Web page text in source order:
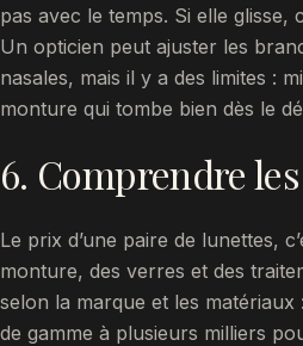
pas avec le temps. Si elle glisse,
Un opticien peut ajuster les
nasales, mais il y a des limites :
monture qui tombe bien dès le
6. Comprendre
Le prix d’une paire de lunettes,
monture, des verres et des
selon la marque et les matériaux
de gamme à plusieurs milliers